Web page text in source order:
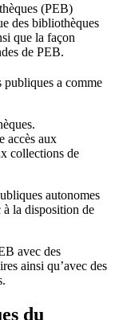
(PEB)
des bibliothèques
que la façon
de PEB.
publiques a comme
accès aux
collections de
autonomes
à la disposition de
avec des
ainsi qu’avec des
du